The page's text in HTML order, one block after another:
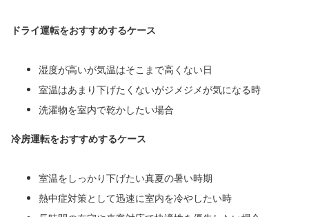
ドライ運転をおすすめするケース
湿度が高いが気温はそこまで高くない日
室温はあまり下げたくないがジメジメが気になる時
洗濯物を室内で乾かしたい場合
冷房運転をおすすめするケース
室温をしっかり下げたい真夏の暑い時期
熱中症対策として迅速に室内を冷やしたい時